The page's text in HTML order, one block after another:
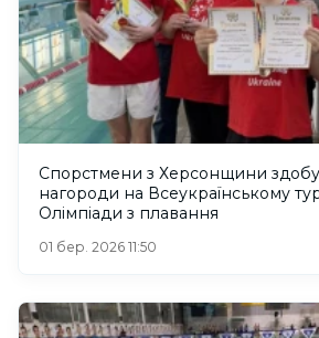
Спорстмени з Херсонщини
нагороди на Всеукраїнському
Олімпіади з плавання
01 бер. 2026 11:50